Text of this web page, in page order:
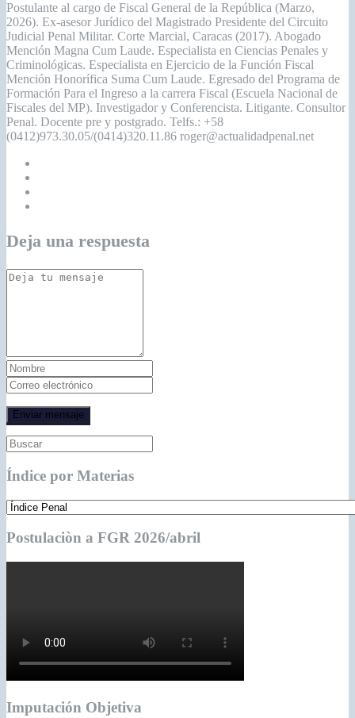
Postulante al cargo de Fiscal General de la República (Marzo,
2026). Ex-asesor Jurídico del Magistrado Presidente del Circuito
Judicial Penal Militar. Corte Marcial, Caracas (2017). Abogado
Mención Magna Cum Laude. Especialista en Ciencias Penales y
Criminológicas. Especialista en Ejercicio de la Función Fiscal
Mención Honorífica Suma Cum Laude. Egresado del Programa de
Formación Para el Ingreso a la carrera Fiscal (Escuela Nacional de
Fiscales del MP). Investigador y Conferencista. Litigante. Consultor
Penal. Docente pre y postgrado. Telfs.: +58
(0412)973.30.05/(0414)320.11.86 roger@actualidadpenal.net
Deja una respuesta
Índice por Materias
Postulaciòn a FGR 2026/abril
Imputación Objetiva